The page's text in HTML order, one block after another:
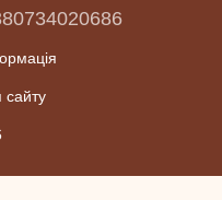
сайту